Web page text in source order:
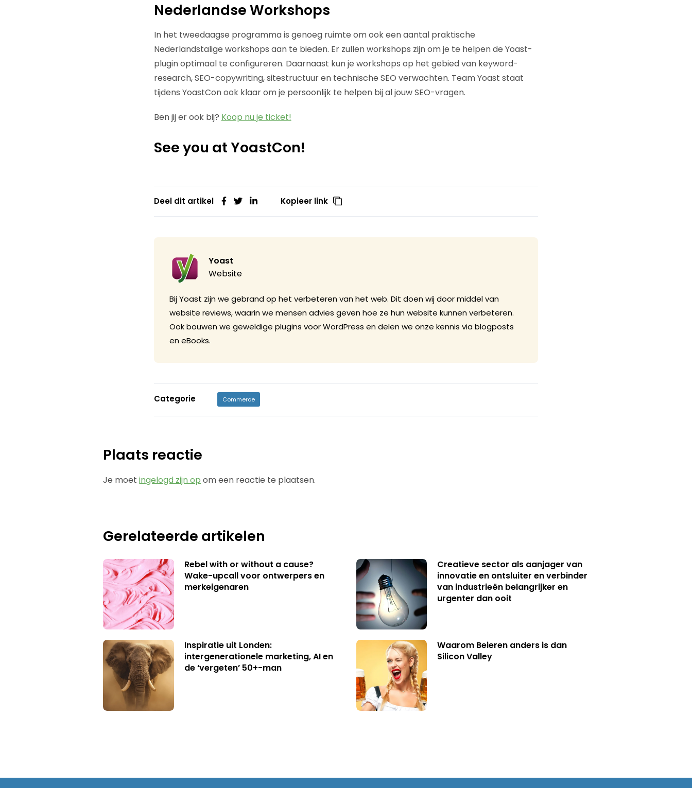
Nederlandse Workshops
In het tweedaagse programma is genoeg ruimte om ook een aantal praktische
Nederlandstalige workshops aan te bieden. Er zullen workshops zijn om je te helpen de Yoast-
plugin optimaal te configureren. Daarnaast kun je workshops op het gebied van keyword-
research, SEO-copywriting, sitestructuur en technische SEO verwachten. Team Yoast staat
tijdens YoastCon ook klaar om je persoonlijk te helpen bij al jouw SEO-vragen.
Ben jij er ook bij? Koop nu je ticket!
See you at YoastCon!
Deel dit artikel Kopieer link
Yoast
Website
Bij Yoast zijn we gebrand op het verbeteren van het web. Dit doen wij door middel van
website reviews, waarin we mensen advies geven hoe ze hun website kunnen verbeteren.
Ook bouwen we geweldige plugins voor WordPress en delen we onze kennis via blogposts
en eBooks.
Categorie Commerce
Plaats reactie
Je moetingelogd zijn op om een reactie te plaatsen.
Gerelateerde artikelen
Rebel with or without a cause?
Wake-upcall voor ontwerpers en
merkeigenaren
Creatieve sector als aanjager van
innovatie en ontsluiter en verbinder
van industrieën belangrijker en
urgenter dan ooit
Inspiratie uit Londen:
intergenerationele marketing, AI en
de ‘vergeten’ 50+-man
Waarom Beieren anders is dan
Silicon Valley